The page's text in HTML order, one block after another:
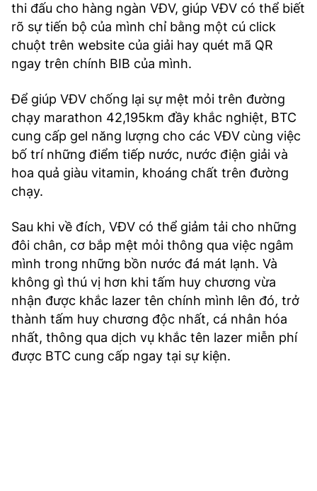
thi đấu cho hàng ngàn VĐV, giúp VĐV có thể biết
rõ sự tiến bộ của mình chỉ bằng một cú click
chuột trên website của giải hay quét mã QR
ngay trên chính BIB của mình.
Để giúp VĐV chống lại sự mệt mỏi trên đường
chạy marathon 42,195km đầy khắc nghiệt, BTC
cung cấp gel năng lượng cho các VĐV cùng việc
bố trí những điểm tiếp nước, nước điện giải và
hoa quả giàu vitamin, khoáng chất trên đường
chạy.
Sau khi về đích, VĐV có thể giảm tải cho những
đôi chân, cơ bắp mệt mỏi thông qua việc ngâm
mình trong những bồn nước đá mát lạnh. Và
không gì thú vị hơn khi tấm huy chương vừa
nhận được khắc lazer tên chính mình lên đó, trở
thành tấm huy chương độc nhất, cá nhân hóa
nhất, thông qua dịch vụ khắc tên lazer miễn phí
được BTC cung cấp ngay tại sự kiện.